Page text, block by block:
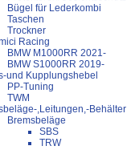
Bügel für Lederkombi
Taschen
Trockner
Racing
BMW M1000RR 2021-
BMW S1000RR 2019-
und Kupplungshebel
PP-Tuning
TWM
,Leitungen,-Behälter
Bremsbeläge
SBS
TRW